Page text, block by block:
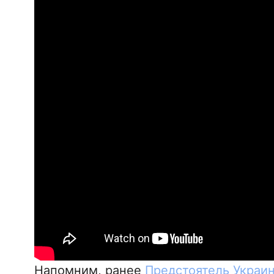
Напомним, ранее Предстоятель